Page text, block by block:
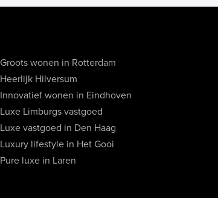
Groots wonen in Rotterdam
Heerlijk Hilversum
Innovatief wonen in Eindhoven
Luxe Limburgs vastgoed
Luxe vastgoed in Den Haag
Luxury lifestyle in Het Gooi
Pure luxe in Laren